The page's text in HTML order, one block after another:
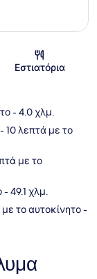
Εστιατόρια
- 4.0 χλμ.
- 10 λεπτά με το
με το
- 49.1 χλμ.
το αυτοκίνητο-